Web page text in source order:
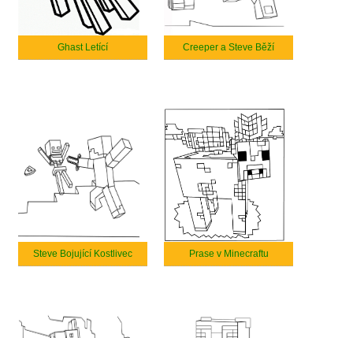
Ghast Letící Creeper a Steve Běží
Steve Bojující Kostlivec Prase v Minecraftu